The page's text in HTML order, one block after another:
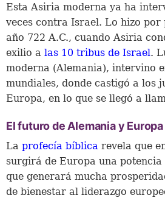
Esta Asiria moderna ya ha
veces contra Israel. Lo hizo por
año 722 A.C., cuando Asiria
exilio a las 10 tribus de Israel.
moderna (Alemania), intervino
mundiales, donde castigó a los
Europa, en lo que se llegó a
El futuro de Alemania y Europa
La profecía bíblica revela que
surgirá de Europa una
que generará mucha
de bienestar al liderazgo